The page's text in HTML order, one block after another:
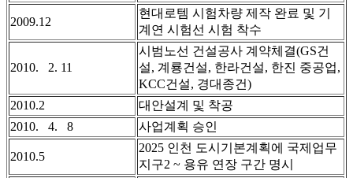
2009.12
현대로템 시험차량 제작 완료 및 기
계연 시험선 시험 착수
2010. 2. 11
시범노선 건설공사 계약체결(GS건
설, 계룡건설, 한라건설, 한진 중공업,
KCC건설, 경대종건)
2010.2
대안설계 및 착공
2010. 4. 8
사업계획 승인
2010.5
2025 인천 도시기본계획에 국제업무
지구2 ~ 용유 연장 구간 명시